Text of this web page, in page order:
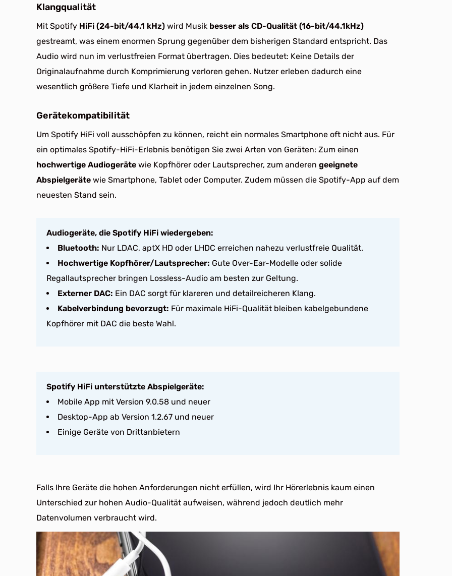
Klangqualität
Mit Spotify HiFi (24-bit/44.1 kHz) wird Musik besser als CD-Qualität (16-bit/44.1kHz)
gestreamt, was einem enormen Sprung gegenüber dem bisherigen Standard entspricht. Das
Audio wird nun im verlustfreien Format übertragen. Dies bedeutet: Keine Details der
Originalaufnahme durch Komprimierung verloren gehen. Nutzer erleben dadurch eine
wesentlich größere Tiefe und Klarheit in jedem einzelnen Song.
Gerätekompatibilität
Um Spotify HiFi voll ausschöpfen zu können, reicht ein normales Smartphone oft nicht aus. Für
ein optimales Spotify-HiFi-Erlebnis benötigen Sie zwei Arten von Geräten: Zum einen
hochwertige Audiogeräte wie Kopfhörer oder Lautsprecher, zum anderen geeignete
Abspielgeräte wie Smartphone, Tablet oder Computer. Zudem müssen die Spotify-App auf dem
neuesten Stand sein.
Audiogeräte, die Spotify HiFi wiedergeben:
Bluetooth: Nur LDAC, aptX HD oder LHDC erreichen nahezu verlustfreie Qualität.
Hochwertige Kopfhörer/Lautsprecher: Gute Over-Ear-Modelle oder solide
Regallautsprecher bringen Lossless-Audio am besten zur Geltung.
Externer DAC: Ein DAC sorgt für klareren und detailreicheren Klang.
Kabelverbindung bevorzugt: Für maximale HiFi-Qualität bleiben kabelgebundene
Kopfhörer mit DAC die beste Wahl.
Spotify HiFi unterstützte Abspielgeräte:
Mobile App mit Version 9.0.58 und neuer
Desktop-App ab Version 1.2.67 und neuer
Einige Geräte von Drittanbietern
Falls Ihre Geräte die hohen Anforderungen nicht erfüllen, wird Ihr Hörerlebnis kaum einen
Unterschied zur hohen Audio-Qualität aufweisen, während jedoch deutlich mehr
Datenvolumen verbraucht wird.